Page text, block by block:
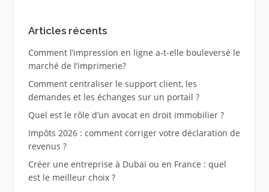
Articles récents
Comment l’impression en ligne a-t-elle bouleversé le
marché de l’imprimerie?
Comment centraliser le support client, les
demandes et les échanges sur un portail ?
Quel est le rôle d’un avocat en droit immobilier ?
Impôts 2026 : comment corriger votre déclaration de
revenus ?
Créer une entreprise à Dubaï ou en France : quel
est le meilleur choix ?